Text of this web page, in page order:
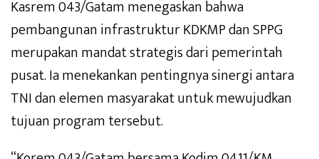
Kasrem 043/Gatam menegaskan bahwa
pembangunan infrastruktur KDKMP dan SPPG
merupakan mandat strategis dari pemerintah
pusat. Ia menekankan pentingnya sinergi antara
TNI dan elemen masyarakat untuk mewujudkan
tujuan program tersebut.